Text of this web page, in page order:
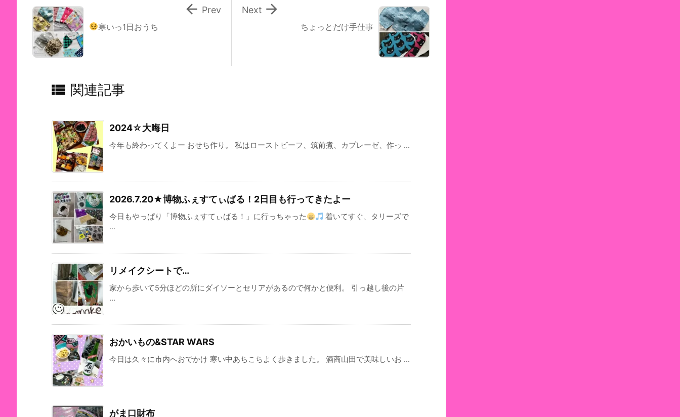
ちょっとだけ手仕事

Next
寒いっ1日おうち
 Prev
 関連記事
2024☆大晦日
今年も終わってくよー おせち作り。 私はローストビーフ、筑前煮、カプレーゼ、作っ ...
2026.7.20★博物ふぇすてぃばる！2日目も行ってきたよー
今日もやっぱり「博物ふぇすてぃばる！」に行っちゃった
着いてすぐ、タリーズで
...
リメイクシートで…
家から歩いて5分ほどの所にダイソーとセリアがあるので何かと便利。 引っ越し後の片
...
おかいもの&STAR WARS
今日は久々に市内へおでかけ 寒い中あちこちよく歩きました。 酒商山田で美味しいお ...
がま口財布